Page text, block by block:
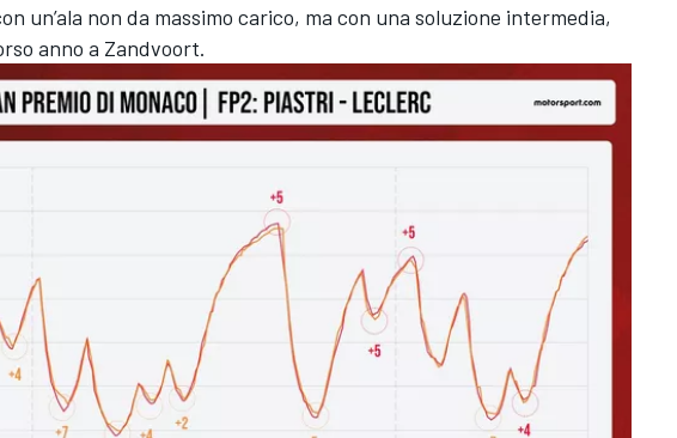
un’ala non da massimo carico, ma con una soluzione intermedia,
anno a Zandvoort.